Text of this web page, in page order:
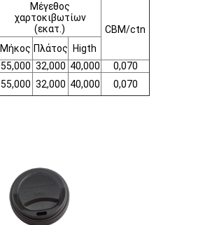
Μέγεθος
χαρτοκιβωτίων
(εκατ.)
CBM/ctn
Μήκος Πλάτος
Higth
55,000 32,000 40,000
0,070
55,000 32,000 40,000
0,070